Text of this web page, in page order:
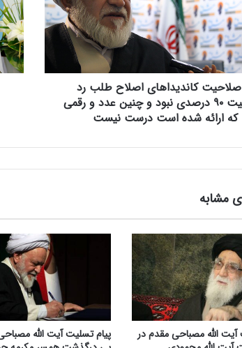
کاندیداهای اصلاح طلب رد
صلاحیت ۹۰ درصدی نبود و چنین عدد و رقمی
که ارائه شده است درست نیست
ب
ا
ح
ض
و
ص
ر
أ
ی
س
ر
ن
ش
ت‌
مشابه
آیت الله مصباحی مقدم در
پیام تسلیت آیت الله